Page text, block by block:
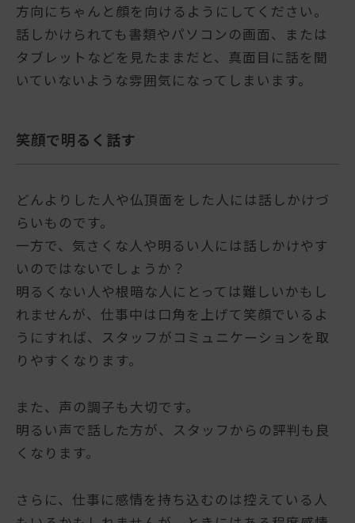
方向にちゃんと顔を向けるようにしてください。
話しかけられても書類やパソコンの画面、または
タブレットなどを見たままだと、真面目に話を聞
いていないような雰囲気になってしまいます。
笑顔で明るく話す
どんよりした人や仏頂面をした人には話しかけづ
らいものです。
一方で、気さくな人や明るい人には話しかけやす
いのではないでしょうか？
明るくない人や根暗な人にとっては難しいかもし
れませんが、仕事中は口角を上げて笑顔でいるよ
うにすれば、スタッフがコミュニケーションを取
りやすくなります。
また、声の調子も大切です。
明るい声で話した方が、スタッフからの評判も良
くなります。
さらに、仕事に感情を持ち込むのは控えている人